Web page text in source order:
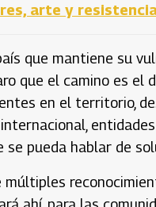
arte y
que mantiene su
que el camino es
en el territorio,
pueda hablar de
múltiples